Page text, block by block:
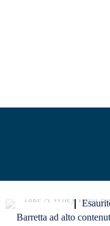
Barretta ad alto